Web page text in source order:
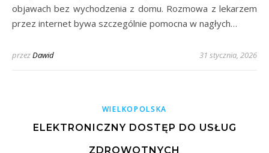
objawach bez wychodzenia z domu. Rozmowa z lekarzem
przez internet bywa szczególnie pomocna w nagłych…
przezDawid 31 stycznia, 2026
WIELKOPOLSKA
ELEKTRONICZNY DOSTĘP DO USŁUG
ZDROWOTNYCH